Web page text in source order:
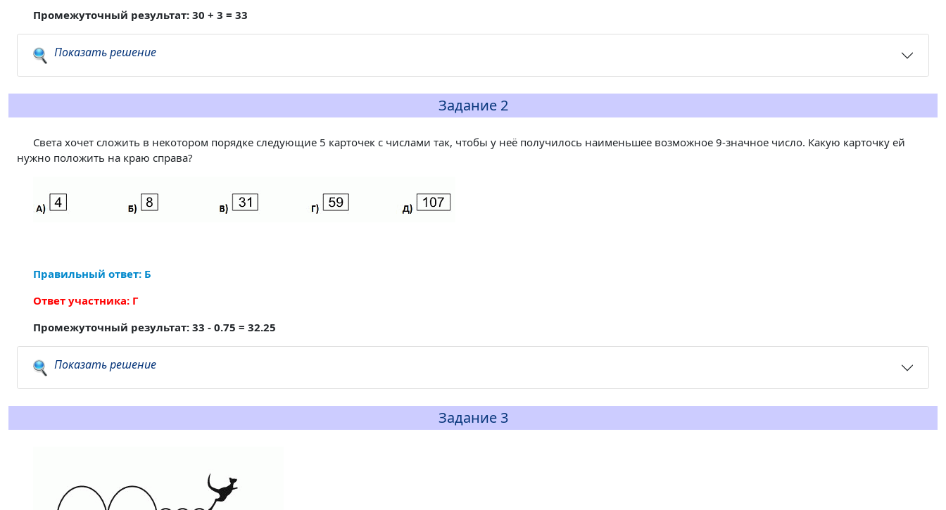
Промежуточный результат: 30 + 3 = 33
Показать решение
Задание 2
Света хочет сложить в некотором порядке следующие 5 карточек с числами так, чтобы у неё получилось наименьшее возможное 9-значное число. Какую карточку ей
нужно положить на краю справа?
Правильный ответ: Б
Ответ участника: Г
Промежуточный результат: 33 - 0.75 = 32.25
Показать решение
Задание 3